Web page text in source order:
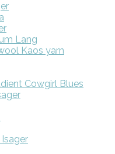
Lang
Kaos yarn
Cowgirl Blues